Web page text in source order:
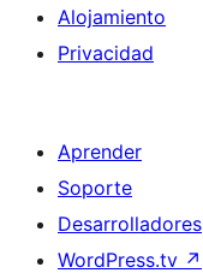
Alojamiento
Privacidad
Aprender
Soporte
Desarrolladores
WordPress.tv ↗